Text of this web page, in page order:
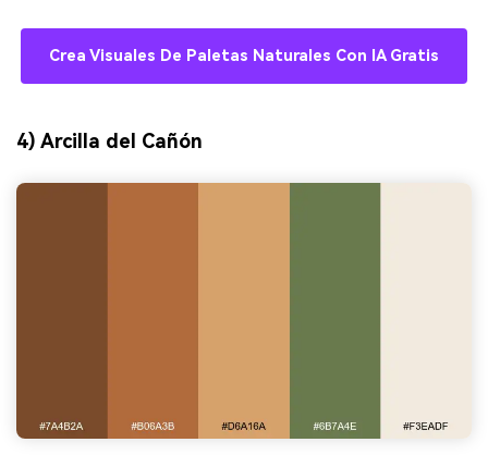
Crea Visuales De Paletas Naturales Con IA Gratis
4) Arcilla del Cañón